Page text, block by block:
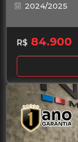
2024/2025
R$ 84.900